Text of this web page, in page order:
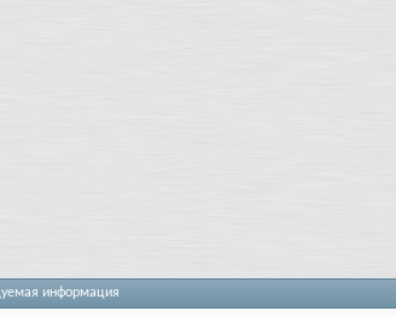
информация